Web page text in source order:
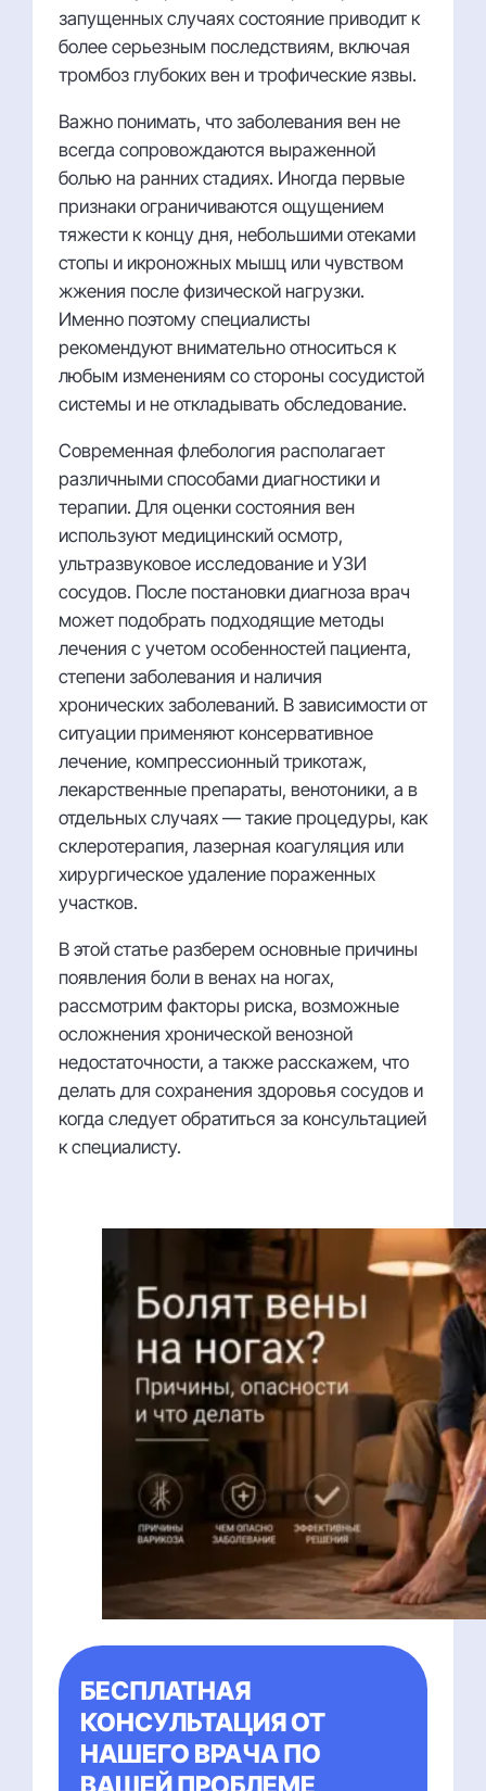
запущенных случаях состояние приводит к
более серьезным последствиям, включая
тромбоз глубоких вен и трофические язвы.
Важно понимать, что заболевания вен не
всегда сопровождаются выраженной
болью на ранних стадиях. Иногда первые
признаки ограничиваются ощущением
тяжести к концу дня, небольшими отеками
стопы и икроножных мышц или чувством
жжения после физической нагрузки.
Именно поэтому специалисты
рекомендуют внимательно относиться к
любым изменениям со стороны сосудистой
системы и не откладывать обследование.
Современная флебология располагает
различными способами диагностики и
терапии. Для оценки состояния вен
используют медицинский осмотр,
ультразвуковое исследование и УЗИ
сосудов. После постановки диагноза врач
может подобрать подходящие методы
лечения с учетом особенностей пациента,
степени заболевания и наличия
хронических заболеваний. В зависимости от
ситуации применяют консервативное
лечение, компрессионный трикотаж,
лекарственные препараты, венотоники, а в
отдельных случаях — такие процедуры, как
склеротерапия, лазерная коагуляция или
хирургическое удаление пораженных
участков.
В этой статье разберем основные причины
появления боли в венах на ногах,
рассмотрим факторы риска, возможные
осложнения хронической венозной
недостаточности, а также расскажем, что
делать для сохранения здоровья сосудов и
когда следует обратиться за консультацией
к специалисту.
БЕСПЛАТНАЯ
КОНСУЛЬТАЦИЯ ОТ
НАШЕГО ВРАЧА ПО